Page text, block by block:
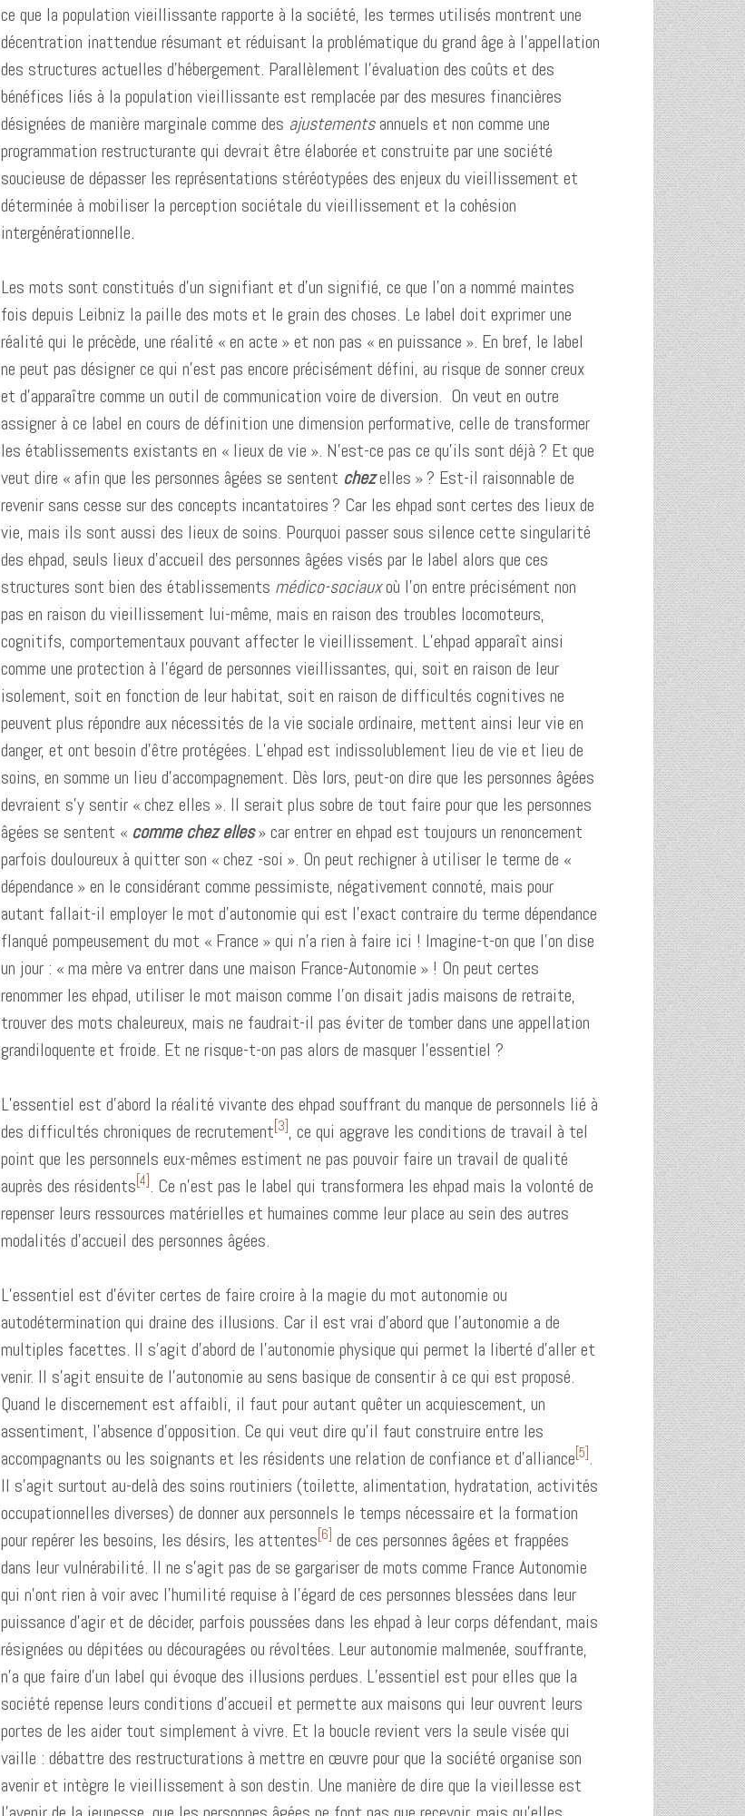
ce que la population vieillissante rapporte à la société, les termes utilisés montrent une
décentration inattendue résumant et réduisant la problématique du grand âge à l’appellation
des structures actuelles d’hébergement. Parallèlement l’évaluation des coûts et des
bénéfices liés à la population vieillissante est remplacée par des mesures financières
désignées de manière marginale comme des ajustementsannuels et non comme une
programmation restructurante qui devrait être élaborée et construite par une société
soucieuse de dépasser les représentations stéréotypées des enjeux du vieillissement et
déterminée à mobiliser la perception sociétale du vieillissement et la cohésion
intergénérationnelle.
Les mots sont constitués d’un signifiant et d’un signifié, ce que l’on a nommé maintes
fois depuis Leibniz la paille des mots et le grain des choses. Le label doit exprimer une
réalité qui le précède, une réalité « en acte » et non pas « en puissance ». En bref, le label
ne peut pas désigner ce qui n’est pas encore précisément défini, au risque de sonner creux
et d’apparaître comme un outil de communication voire de diversion. On veut en outre
assigner à ce label en cours de définition une dimension performative, celle de transformer
les établissements existants en « lieux de vie ». N’est-ce pas ce qu’ils sont déjà ? Et que
veut dire « afin que les personnes âgées se sentent chezelles » ? Est-il raisonnable de
revenir sans cesse sur des concepts incantatoires ? Car les ehpad sont certes des lieux de
vie, mais ils sont aussi des lieux de soins. Pourquoi passer sous silence cette singularité
des ehpad, seuls lieux d’accueil des personnes âgées visés par le label alors que ces
structures sont bien des établissements médico-sociauxoù l’on entre précisément non
pas en raison du vieillissement lui-même, mais en raison des troubles locomoteurs,
cognitifs, comportementaux pouvant affecter le vieillissement. L’ehpad apparaît ainsi
comme une protection à l’égard de personnes vieillissantes, qui, soit en raison de leur
isolement, soit en fonction de leur habitat, soit en raison de difficultés cognitives ne
peuvent plus répondre aux nécessités de la vie sociale ordinaire, mettent ainsi leur vie en
danger, et ont besoin d’être protégées. L’ehpad est indissolublement lieu de vie et lieu de
soins, en somme un lieu d’accompagnement. Dès lors, peut-on dire que les personnes âgées
devraient s’y sentir « chez elles ». Il serait plus sobre de tout faire pour que les personnes
âgées se sentent « comme chez elles» car entrer en ehpad est toujours un renoncement
parfois douloureux à quitter son « chez -soi ». On peut rechigner à utiliser le terme de «
dépendance » en le considérant comme pessimiste, négativement connoté, mais pour
autant fallait-il employer le mot d’autonomie qui est l’exact contraire du terme dépendance
flanqué pompeusement du mot « France » qui n’a rien à faire ici ! Imagine-t-on que l’on dise
un jour : « ma mère va entrer dans une maison France-Autonomie » ! On peut certes
renommer les ehpad, utiliser le mot maison comme l’on disait jadis maisons de retraite,
trouver des mots chaleureux, mais ne faudrait-il pas éviter de tomber dans une appellation
grandiloquente et froide. Et ne risque-t-on pas alors de masquer l’essentiel ?
L’essentiel est d’abord la réalité vivante des ehpad souffrant du manque de personnels lié à
des difficultés chroniques de recrutement [3] , ce qui aggrave les conditions de travail à tel
point que les personnels eux-mêmes estiment ne pas pouvoir faire un travail de qualité
auprès des résidents [4] . Ce n’est pas le label qui transformera les ehpad mais la volonté de
repenser leurs ressources matérielles et humaines comme leur place au sein des autres
modalités d’accueil des personnes âgées.
L’essentiel est d’éviter certes de faire croire à la magie du mot autonomie ou
autodétermination qui draine des illusions. Car il est vrai d’abord que l’autonomie a de
multiples facettes. Il s’agit d’abord de l’autonomie physique qui permet la liberté d’aller et
venir. Il s’agit ensuite de l’autonomie au sens basique de consentir à ce qui est proposé.
Quand le discernement est affaibli, il faut pour autant quêter un acquiescement, un
assentiment, l’absence d’opposition. Ce qui veut dire qu’il faut construire entre les
accompagnants ou les soignants et les résidents une relation de confiance et d’alliance [5] .
Il s’agit surtout au-delà des soins routiniers (toilette, alimentation, hydratation, activités
occupationnelles diverses) de donner aux personnels le temps nécessaire et la formation
pour repérer les besoins, les désirs, les attentes [6] de ces personnes âgées et frappées
dans leur vulnérabilité. Il ne s’agit pas de se gargariser de mots comme France Autonomie
qui n’ont rien à voir avec l’humilité requise à l’égard de ces personnes blessées dans leur
puissance d’agir et de décider, parfois poussées dans les ehpad à leur corps défendant, mais
résignées ou dépitées ou découragées ou révoltées. Leur autonomie malmenée, souffrante,
n’a que faire d’un label qui évoque des illusions perdues. L’essentiel est pour elles que la
société repense leurs conditions d’accueil et permette aux maisons qui leur ouvrent leurs
portes de les aider tout simplement à vivre. Et la boucle revient vers la seule visée qui
vaille : débattre des restructurations à mettre en œuvre pour que la société organise son
avenir et intègre le vieillissement à son destin. Une manière de dire que la vieillesse est